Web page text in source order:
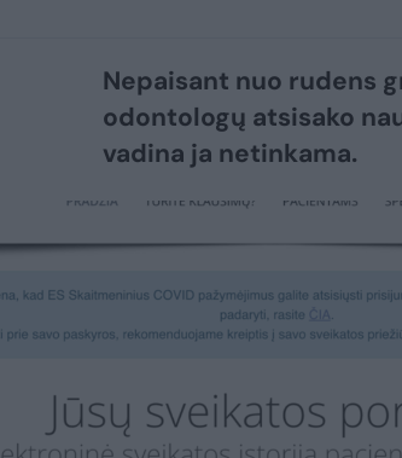
Nepaisant nuo rudens
odontologų atsisako
vadina ja netinkama.